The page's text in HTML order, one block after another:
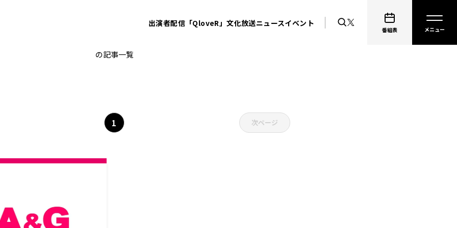
出演者配信「QloveR」文化放送ニュースイベント
番組表
日髙のり子
の記事一覧
1 次ページ